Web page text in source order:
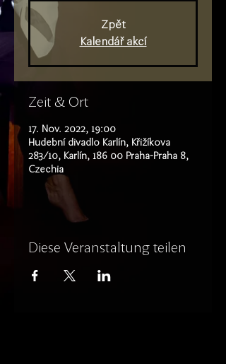
Zpět
Kalendář akcí
Zeit & Ort
17. Nov. 2022, 19:00
Hudební divadlo Karlín, Křižíkova
283/10, Karlín, 186 00 Praha-Praha 8,
Czechia
Diese Veranstaltung teilen